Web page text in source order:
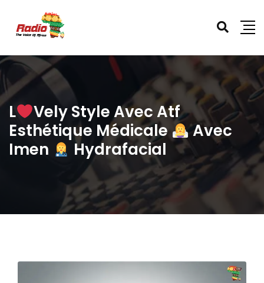
L
Vely Style Avec Atf
Esthétique Médicale
Avec
Imen
Hydrafacial